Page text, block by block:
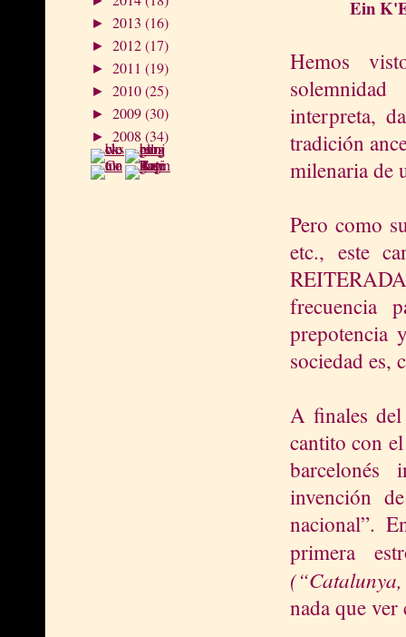
► 2013 (16)
► 2012(17)
► 2011 (19)
► 2010(25)
► 2009(30)
► 2008 (34)
Ein
Hemos
interpreta,
tradición
milenaria de
Pero como
etc., este
frecuencia
prepotencia
sociedad es,
A finales
cantito con
invención
nacional”.
primera
nada que